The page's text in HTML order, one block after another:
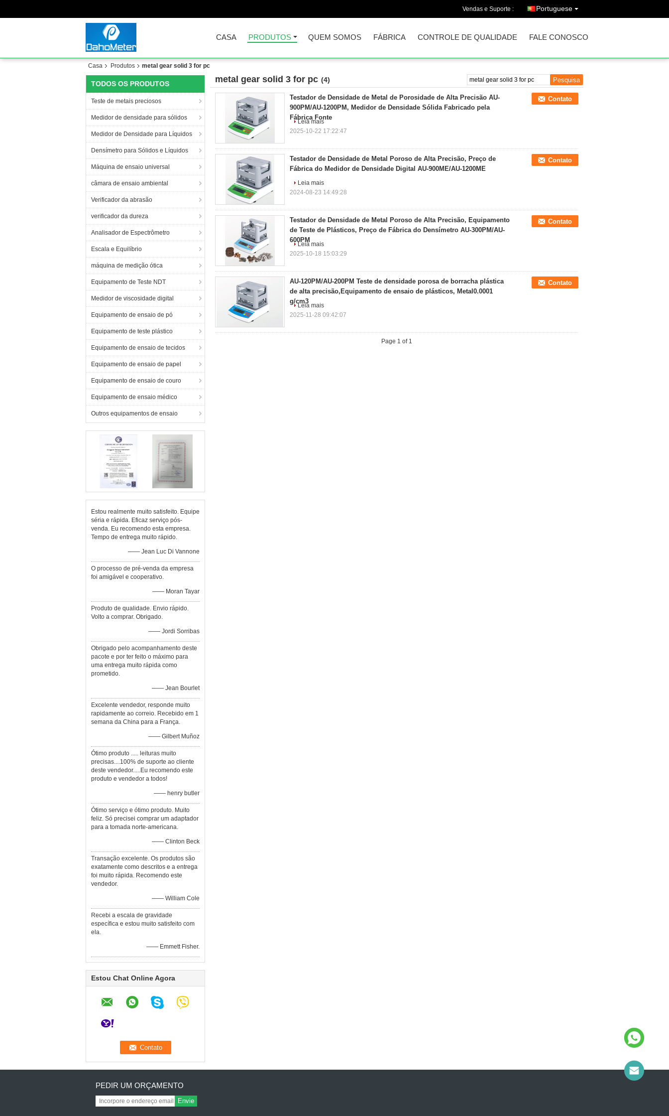
Vendas e Suporte : Portuguese
CASA PRODUTOS QUEM SOMOS FÁBRICA CONTROLE DE QUALIDADE FALE CONOSCO
Casa Produtos metal gear solid 3 for pc
TODOS OS PRODUTOS
Teste de metais preciosos
Medidor de densidade para sólidos
Medidor de Densidade para Líquidos
Densímetro para Sólidos e Líquidos
Máquina de ensaio universal
câmara de ensaio ambiental
Verificador da abrasão
verificador da dureza
Analisador de Espectrômetro
Escala e Equilíbrio
máquina de medição ótica
Equipamento de Teste NDT
Medidor de viscosidade digital
Equipamento de ensaio de pó
Equipamento de teste plástico
Equipamento de ensaio de tecidos
Equipamento de ensaio de papel
Equipamento de ensaio de couro
Equipamento de ensaio médico
Outros equipamentos de ensaio
Estou realmente muito satisfeito. Equipe
séria e rápida. Eficaz serviço pós-
venda. Eu recomendo esta empresa.
Tempo de entrega muito rápido.
—— Jean Luc Di Vannone
O processo de pré-venda da empresa
foi amigável e cooperativo.
—— Moran Tayar
Produto de qualidade. Envio rápido.
Volto a comprar. Obrigado.
—— Jordi Sorribas
Obrigado pelo acompanhamento deste
pacote e por ter feito o máximo para
uma entrega muito rápida como
prometido.
—— Jean Bourlet
Excelente vendedor, responde muito
rapidamente ao correio. Recebido em 1
semana da China para a França.
—— Gilbert Muñoz
Ótimo produto ..... leituras muito
precisas....100% de suporte ao cliente
deste vendedor.....Eu recomendo este
produto e vendedor a todos!
—— henry butler
Ótimo serviço e ótimo produto. Muito
feliz. Só precisei comprar um adaptador
para a tomada norte-americana.
—— Clinton Beck
Transação excelente. Os produtos são
exatamente como descritos e a entrega
foi muito rápida. Recomendo este
vendedor.
—— William Cole
Recebi a escala de gravidade
específica e estou muito satisfeito com
ela.
—— Emmett Fisher.
Estou Chat Online Agora
metal gear solid 3 for pc (4)
Testador de Densidade de Metal de Porosidade de Alta Precisão AU-
900PM/AU-1200PM, Medidor de Densidade Sólida Fabricado pela
Fábrica Fonte
Contato
Leia mais
2025-10-22 17:22:47
Testador de Densidade de Metal Poroso de Alta Precisão, Preço de
Fábrica do Medidor de Densidade Digital AU-900ME/AU-1200ME
Contato
Leia mais
2024-08-23 14:49:28
Testador de Densidade de Metal Poroso de Alta Precisão, Equipamento
de Teste de Plásticos, Preço de Fábrica do Densímetro AU-300PM/AU-
600PM
Contato
Leia mais
2025-10-18 15:03:29
AU-120PM/AU-200PM Teste de densidade porosa de borracha plástica
de alta precisão,Equipamento de ensaio de plásticos, Metal0.0001
g/cm3
Contato
Leia mais
2025-11-28 09:42:07
Page 1 of 1
PEDIR UM ORÇAMENTO
Envie